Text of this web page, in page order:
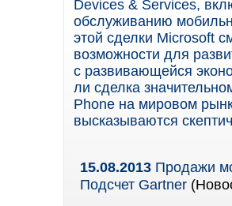
Devices & Services,
обслуживанию
этой сделки Microsoft
возможности для
с развивающейся
ли сделка
Phone на мировом
высказываются
15.08.2013 Продажи
Подсчет Gartner